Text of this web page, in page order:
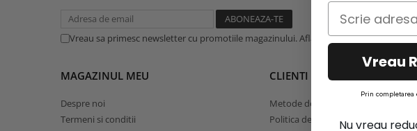
Vreau sa primesc newsletter cu promotiile magazinului. Afla mai multe inPolitica
MAGAZINUL MEU
Despre noi
Termeni si conditii
CLIENTI
Metode de Plata
Politica de Retur
Vreau
Prin
Nu vreau